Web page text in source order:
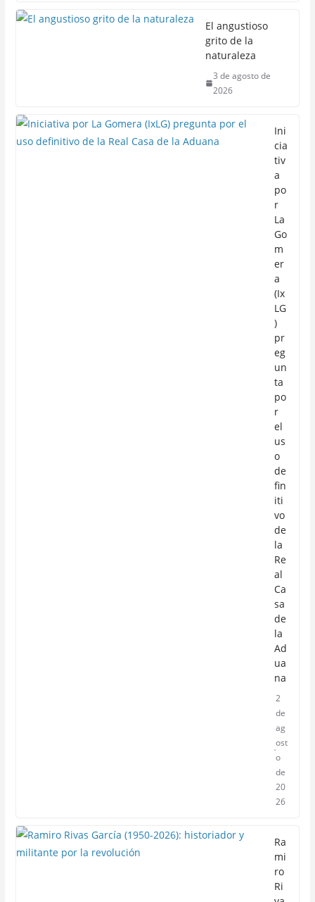
El angustioso
grito de la
naturaleza
3 de agosto de
2026
Ini
cia
tiv
a
po
r
La
Go
m
er
a
(Ix
LG
)
pr
eg
un
ta
po
r
el
us
o
de
fin
iti
vo
de
la
Re
al
Ca
sa
de
la
Ad
ua
na
2
de
ag
ost
o
de
20
26
Ra
mi
ro
Ri